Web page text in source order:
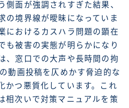
側面が強調されすぎた結果、
の境界線が曖昧になっていま
におけるカスハラ問題の顕在
も被害の実態が明らかになり
、窓口での大声や長時間の拘
動画投稿を仄めかす脅迫的な
かつ悪質化しています。これ
相次いで対策マニュアルを策